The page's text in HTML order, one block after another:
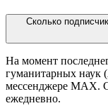
Сколько
На момент
гуманитарных наук
мессенджере MAX.
ежедневно.